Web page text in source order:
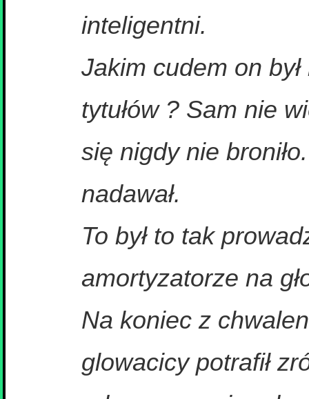
inteligentni.
Jakim cudem on
tytułów ? Sam nie
się nigdy nie
nadawał.
To był to tak
amortyzatorze na
Na koniec z
glowacicy potrafił